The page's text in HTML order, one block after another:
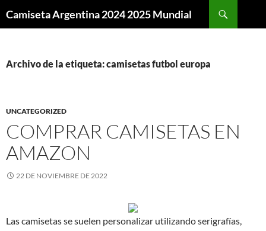
Camiseta Argentina 2024 2025 Mundial
Archivo de la etiqueta: camisetas futbol europa
UNCATEGORIZED
COMPRAR CAMISETAS EN
AMAZON
22 DE NOVIEMBRE DE 2022
Las camisetas se suelen personalizar utilizando serigrafías,